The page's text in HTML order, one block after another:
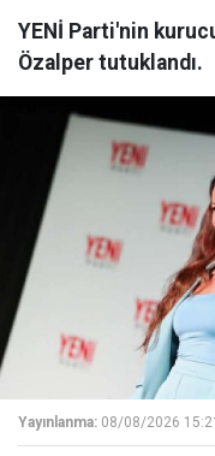
YENİ Parti'nin
Özalper tutuklandı.
Yayınlanma: 08/08/2026 15:21